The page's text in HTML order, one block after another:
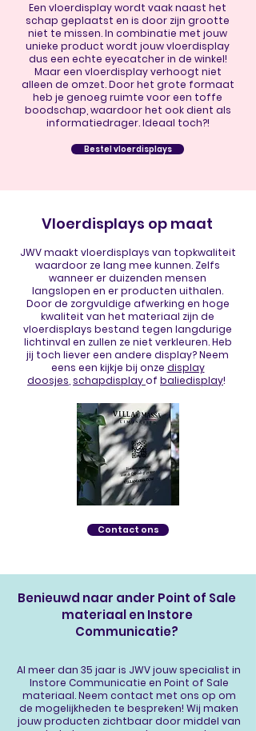
Een vloerdisplay wordt vaak naast het
schap geplaatst en is door zijn grootte
niet te missen. In combinatie met jouw
unieke product wordt jouw vloerdisplay
dus een echte eyecatcher in de winkel!
Maar een vloerdisplay verhoogt niet
alleen de omzet. Door het grote formaat
heb je genoeg ruimte voor een toffe
boodschap, waardoor het ook dient als
informatiedrager. Ideaal toch?!
Bestel vloerdisplays
Vloerdisplays op maat
JWV maakt vloerdisplays van topkwaliteit
waardoor ze lang mee kunnen. Zelfs
wanneer er duizenden mensen
langslopen en er producten uithalen.
Door de zorgvuldige afwerking en hoge
kwaliteit van het materiaal zijn de
vloerdisplays bestand tegen langdurige
lichtinval en zullen ze niet verkleuren. Heb
jij toch liever een andere display? Neem
eens een kijkje bij onze display
doosjes schapdisplayof baliedisplay!
Contact ons
Benieuwd naar ander Point of Sale
materiaal en Instore
Communicatie?
Al meer dan 35 jaar is JWV jouw specialist in
Instore Communicatie en Point of Sale
materiaal. Neem contact met ons op om
de mogelijkheden te bespreken! Wij maken
jouw producten zichtbaar door middel van